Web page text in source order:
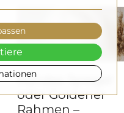
Rundes Spiegel
oder Goldener
Rahmen –